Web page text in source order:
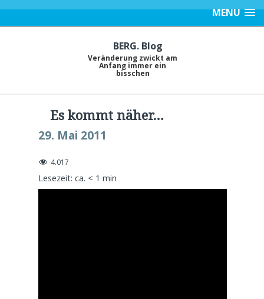
MENU
BERG. Blog
Veränderung zwickt am
Anfang immer ein
bisschen
Es kommt näher…
29. Mai 2011
4.017
Lesezeit: ca. < 1 min